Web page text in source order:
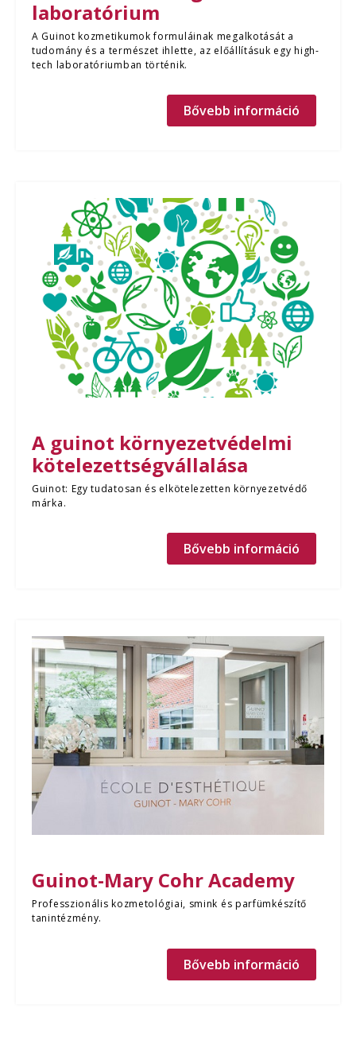
laboratórium
A Guinot kozmetikumok formuláinak megalkotását a
tudomány és a természet ihlette, az előállításuk egy high-
tech laboratóriumban történik.
Bővebb információ
A guinot környezetvédelmi
kötelezettségvállalása
Guinot: Egy tudatosan és elkötelezetten környezetvédő
márka.
Bővebb információ
Guinot-Mary Cohr Academy
Professzionális kozmetológiai, smink és parfümkészítő
tanintézmény.
Bővebb információ